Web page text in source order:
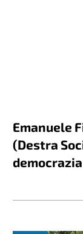
Emanuele
(Destra